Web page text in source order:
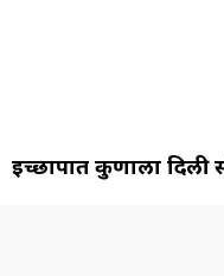
इच्छापत्रात कुणाला दिली